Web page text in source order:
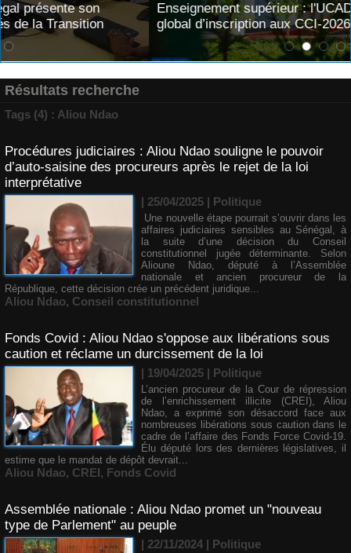
Enseignement supérieur : l'UCAD affiche 91,8 % de taux
global d’inscription aux CCI-2026
Résultats recherche
Tags (4) : Aliou Ndao
Procédures judiciaires : Aliou Ndao souligne le pouvoir
d’auto-saisine des procureurs après le rejet de la loi
interprétative
| 25/04/2025 | Politique
Une nouvelle étape pourrait s’ouvrir dans les
affaires judiciaires sensibles au Sénégal, à
la suite d’une décision du Conseil
constitutionnel jugée déterminante. Selon
Alioune Ndao, député à l’Assemblée
nationale et ancien procureur de la
République, cette décision crée un précédent juridique...
Aliou Ndao, Conseil constitutionnel
Fonds Covid : Aliou Ndao s'oppose aux libérations sous
caution et réclame un durcissement de la loi
| 19/04/2025 | Politique
L’ancien procureur de la Cour de répression
de l’enrichissement illicite (CREI), Aliou
Ndao, a exprimé son désaccord face aux
nombreuses libérations sous caution dans le
cadre de l’affaire des Fonds Force Covid-19.
Élu député lors des dernières législatives, il
estime que le mandat de dépôt devrait...
Aliou Ndao, CREI, Fonds Covid
Assemblée nationale : Aliou Ndao promet un "nouveau
type de Parlement" au peuple
| 22/11/2024 | Politique